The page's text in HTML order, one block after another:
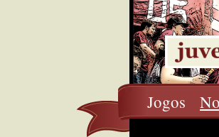
Jogos